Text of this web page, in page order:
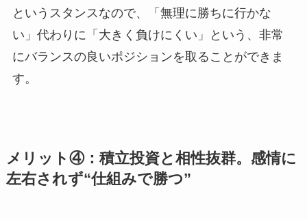
というスタンスなので、「無理に勝ちに行かな
い」代わりに「大きく負けにくい」という、非常
にバランスの良いポジションを取ることができま
す。
メリット④：積立投資と相性抜群。感情に
左右されず“仕組みで勝つ”